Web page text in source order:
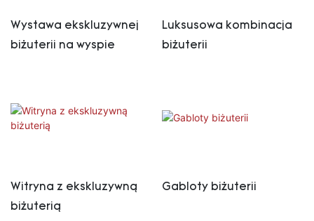
Wystawa ekskluzywnej
biżuterii na wyspie
Luksusowa kombinacja
biżuterii
Witryna z ekskluzywną
biżuterią
Gabloty biżuterii